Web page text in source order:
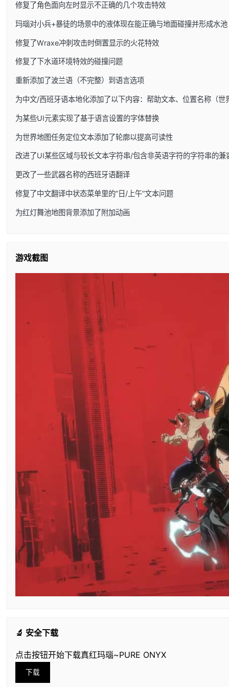
修复了角色面向左时显示不正确的几个攻击特效
玛瑙对小兵+暴徒的场景中的液体现在能正确与地面碰撞并形成水池
修复了Wraxe冲刺攻击时倒置显示的火花特效
修复了下水道环境特效的碰撞问题
重新添加了波兰语（不完整）到语言选项
为中文/西班牙语本地化添加了以下内容：帮助文本、位置名称（
为某些UI元素实现了基于语言设置的字体替换
为世界地图任务定位文本添加了轮廓以提高可读性
改进了UI某些区域与较长文本字符串/包含非英语字符的字符串的兼
更改了一些武器名称的西班牙语翻译
修复了中文翻译中状态菜单里的”日/上午”文本问题
为红灯舞池地图背景添加了附加动画
游戏截图
🔬 安全下载
点击按钮开始下载真红玛瑙~PURE ONYX
下载